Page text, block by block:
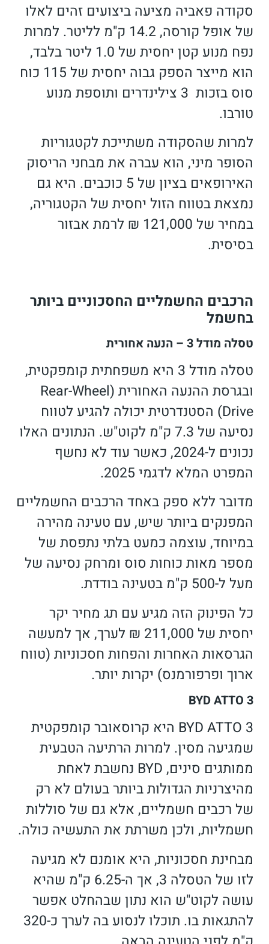
סקודה פאביה מציעה ביצועים זהים לאלו
של אופל קורסה, 14.2 ק"מ לליטר. למרות
נפח מנוע קטן יחסית של 1.0 ליטר בלבד,
הוא מייצר הספק גבוה יחסית של 115 כוח
סוס בזכות 3 צילינדרים ותוספת מנוע
טורבו.
למרות שהסקודה משתייכת לקטגוריות
הסופר מיני, הוא עברה את מבחני הריסוק
האירופאים בציון של 5 כוכבים. היא גם
נמצאת בטווח הזול יחסית של הקטגוריה,
במחיר של 121,000 ₪ לרמת אבזור
בסיסית.
הרכבים החשמליים החסכוניים ביותר
בחשמל
טסלה מודל 3 – הנעה אחורית
טסלה מודל 3 היא משפחתית קומפקטית,
ובגרסת ההנעה האחורית (Rear-Wheel
Drive) הסטנדרטית יכולה להגיע לטווח
נסיעה של 7.3 ק"מ לקוט"ש. הנתונים האלו
נכונים ל-2024, כאשר עוד לא נחשף
המפרט המלא לדגמי 2025.
מדובר ללא ספק באחד הרכבים החשמליים
המפנקים ביותר שיש, עם טעינה מהירה
במיוחד, עוצמה כמעט בלתי נתפסת של
מספר מאות כוחות סוס ומרחק נסיעה של
מעל ל-500 ק"מ בטעינה בודדת.
כל הפינוק הזה מגיע עם תג מחיר יקר
יחסית של 211,000 ₪ לערך, אך למעשה
הגרסאות האחרות והפחות חסכוניות (טווח
ארוך ופרפורמנס) יקרות יותר.
BYD ATTO 3
BYD ATTO 3 היא קרוסאובר קומפקטית
שמגיעה מסין. למרות הרתיעה הטבעית
ממותגים סינים, BYD נחשבת לאחת
מהיצרניות הגדולות ביותר בעולם לא רק
של רכבים חשמליים, אלא גם של סוללות
חשמליות, ולכן משרתת את התעשיה כולה.
מבחינת חסכוניות, היא אומנם לא מגיעה
לזו של הטסלה 3, אך ה-6.25 ק"מ שהיא
עושה לקוט"ש הוא נתון שבהחלט אפשר
להתגאות בו. תוכלו לנסוע בה לערך כ-320